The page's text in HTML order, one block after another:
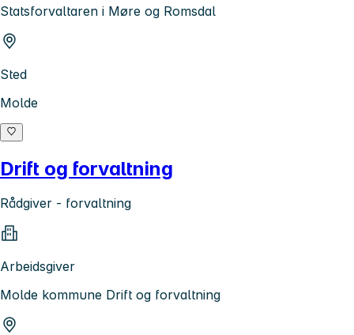
Statsforvaltaren i Møre og Romsdal
Sted
Molde
Drift og forvaltning
Rådgiver - forvaltning
Arbeidsgiver
Molde kommune Drift og forvaltning